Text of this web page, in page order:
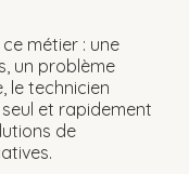
métier : une
un problème
le technicien
et rapidement
de